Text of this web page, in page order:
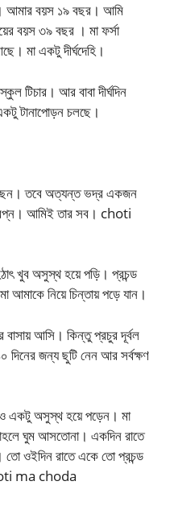
আমার বয়স ১৯ বছর। আমি
বয়স ৩৯ বছর । মা ফর্সা
মা একটু দীর্ঘদেহি।
টিচার। আর বাবা দীর্ঘদিন
একটু টানাপোড়ন চলছে।
তবে অত্যন্ত ভদ্র একজন
আমিই তার সব। choti
খুব অসুস্থ হয়ে পড়ি। প্রচন্ড
আমাকে নিয়ে চিন্তায় পড়ে যান।
বাসায় আসি। কিন্তু প্রচুর দূর্বল
দিনের জন্য ছুটি নেন আর সর্বক্ষণ
একটু অসুস্থ হয়ে পড়েন। মা
ঘুম আসতোনা। একদিন রাতে
তো ওইদিন রাতে একে তো প্রচন্ড
ma choda